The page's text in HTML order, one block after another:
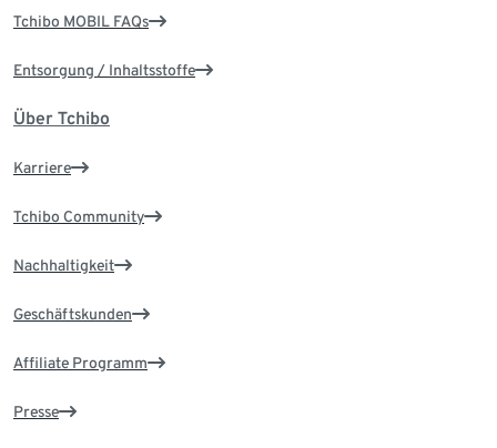
Tchibo MOBIL FAQs
Entsorgung / Inhaltsstoffe
Über Tchibo
Karriere
Tchibo Community
Nachhaltigkeit
Geschäftskunden
Affiliate Programm
Presse